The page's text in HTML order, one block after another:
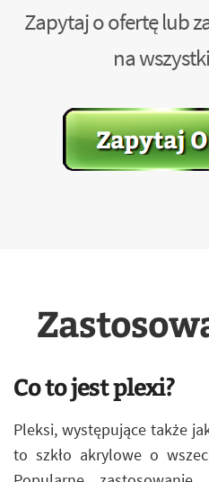
Zapytaj o ofertę lub
na
Co to jest plexi?
Pleksi, występujące także
to szkło akrylowe o